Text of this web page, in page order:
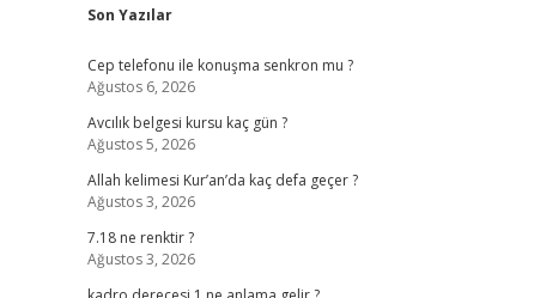
Sidebar
Son Yazılar
Cep telefonu ile konuşma senkron mu ?
Ağustos 6, 2026
Avcılık belgesi kursu kaç gün ?
Ağustos 5, 2026
Allah kelimesi Kur’an’da kaç defa geçer ?
Ağustos 3, 2026
7.18 ne renktir ?
Ağustos 3, 2026